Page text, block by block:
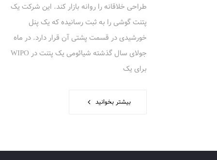
طراحی خلاقانه را روانه بازار کند. این شرکت یک
پتنت گوشی را به ثبت رسانیده که یک پنل
خورشیدی در قسمت پشتی آن قرار دارد. در ماه
جولای سال گذشته شیائومی یک پتنت در WIPO
برای یک
بیشتر بخوانید